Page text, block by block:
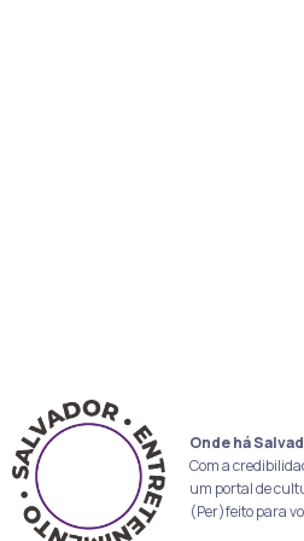
Onde há
Com a
um portal de
(Per)feito para